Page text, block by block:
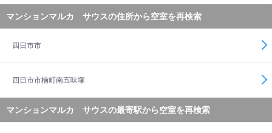
マンションマルカ サウスの住所から空室を再検索
四日市市
四日市市楠町南五味塚
マンションマルカ サウスの最寄駅から空室を再検索